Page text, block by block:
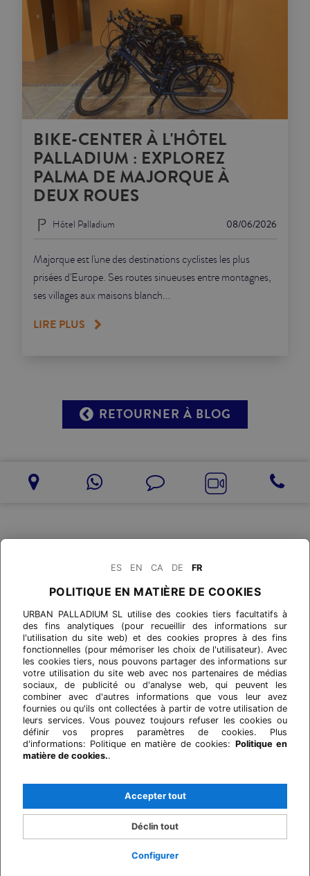
BIKE-CENTER À L'HÔTEL
PALLADIUM : EXPLOREZ
PALMA DE MAJORQUE À
DEUX ROUES
08/06/2026
Hôtel Palladium
Majorque est l'une des destinations cyclistes les plus
prisées d'Europe. Ses routes sinueuses entre montagnes,
ses villages aux maisons blanch...
LIRE PLUS
RETOURNER À BLOG
ES EN CA DE FR
POLITIQUE EN MATIÈRE DE COOKIES
URBAN PALLADIUM SL utilise des cookies tiers facultatifs à
des fins analytiques (pour recueillir des informations sur
l'utilisation du site web) et des cookies propres à des fins
fonctionnelles (pour mémoriser les choix de l'utilisateur). Avec
les cookies tiers, nous pouvons partager des informations sur
votre utilisation du site web avec nos partenaires de médias
sociaux, de publicité ou d'analyse web, qui peuvent les
combiner avec d'autres informations que vous leur avez
fournies ou qu'ils ont collectées à partir de votre utilisation de
leurs services. Vous pouvez toujours refuser les cookies ou
définir vos propres paramètres de cookies. Plus
d'informations: Politique en matière de cookies: Politique en
matière de cookies..
Configurer
Déclin tout
Accepter tout